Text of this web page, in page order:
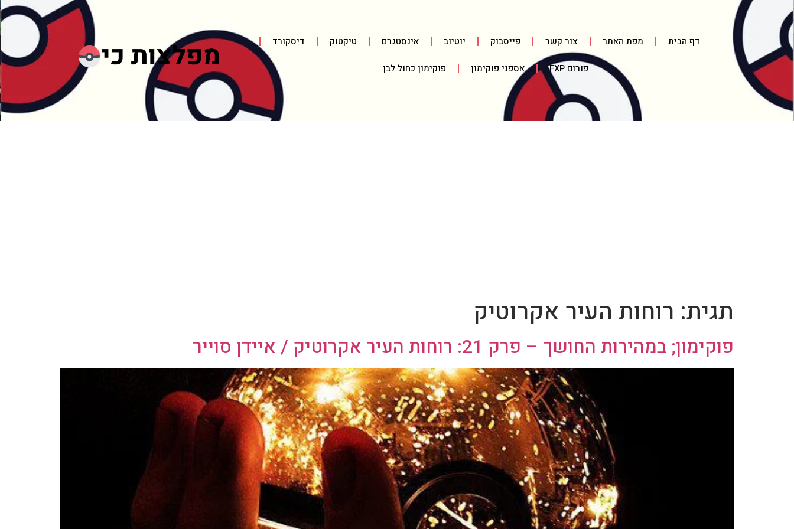
דף הבית מפת האתר צור קשר פייסבוק יוטיוב אינסטגרם טיקטוק דיסקורד
פורום FXP אספני פוקימון פוקימון כחול לבן
תגית: רוחות העיר אקרוטיק
פוקימון; במהירות החושך – פרק 21: רוחות העיר אקרוטיק / איידן סוייר